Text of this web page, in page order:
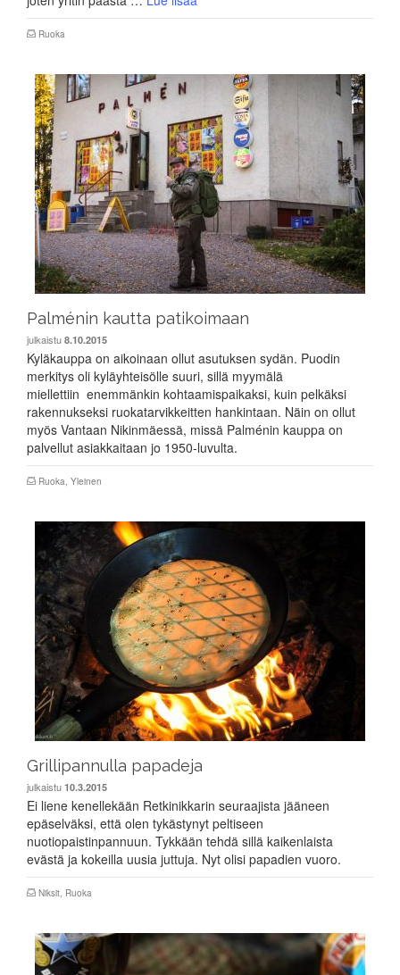
Ruoka
Palménin kautta patikoimaan
julkaistu 8.10.2015
Kyläkauppa on aikoinaan ollut asutuksen sydän. Puodin
merkitys oli kyläyhteisölle suuri, sillä myymälä
miellettiin enemmänkin kohtaamispaikaksi, kuin pelkäksi
rakennukseksi ruokatarvikkeitten hankintaan. Näin on ollut
myös Vantaan Nikinmäessä, missä Palménin kauppa on
palvellut asiakkaitaan jo 1950-luvulta.
Ruoka, Yleinen
Grillipannulla papadeja
julkaistu 10.3.2015
Ei liene kenellekään Retkinikkarin seuraajista jääneen
epäselväksi, että olen tykästynyt peltiseen
nuotiopaistinpannuun. Tykkään tehdä sillä kaikenlaista
evästä ja kokeilla uusia juttuja. Nyt olisi papadien vuoro.
Niksit, Ruoka